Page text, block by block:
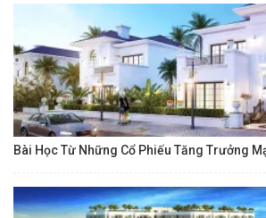
Bài Học Từ Những Cổ Phiếu Tăng Trưởng